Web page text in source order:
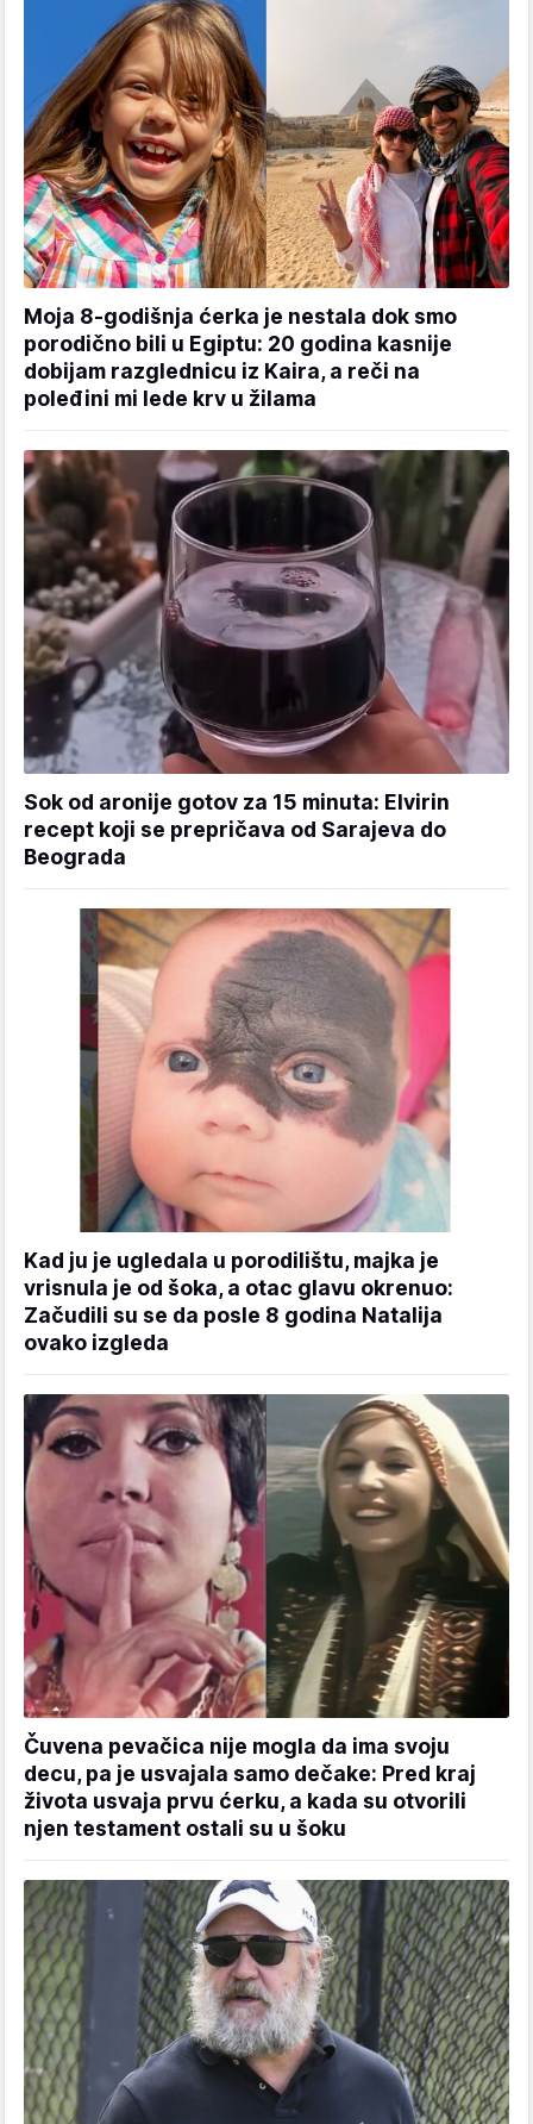
Moja 8-godišnja ćerka je nestala dok smo
porodično bili u Egiptu: 20 godina kasnije
dobijam razglednicu iz Kaira, a reči na
poleđini mi lede krv u žilama
Sok od aronije gotov za 15 minuta: Elvirin
recept koji se prepričava od Sarajeva do
Beograda
Kad ju je ugledala u porodilištu, majka je
vrisnula je od šoka, a otac glavu okrenuo:
Začudili su se da posle 8 godina Natalija
ovako izgleda
Čuvena pevačica nije mogla da ima svoju
decu, pa je usvajala samo dečake: Pred kraj
života usvaja prvu ćerku, a kada su otvorili
njen testament ostali su u šoku